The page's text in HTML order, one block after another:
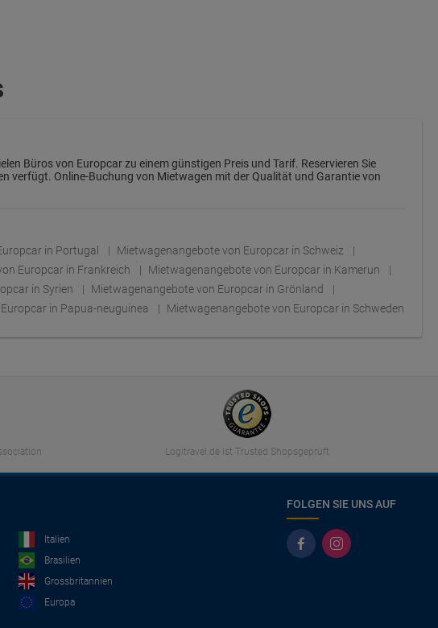
Büros von Europcar zu einem günstigen Preis und Tarif. Reservieren Sie
verfügt. Online-Buchung von Mietwagen mit der Qualität und Garantie von
in Portugal
Mietwagenangebote von Europcar in Schweiz
Europcar in Frankreich
Mietwagenangebote von Europcar in Kamerun
in Syrien
Mietwagenangebote von Europcar in Grönland
in Papua-neuguinea Mietwagenangebote von Europcar in Schweden
Logitravel.de ist Trusted Shopsgeprüft
Italien
Brasilien
Grossbritannien
Europa
FOLGEN SIE UNS AUF